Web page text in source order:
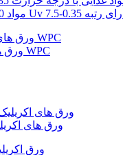
ورق های پلاستیکی سینترا WPC
ورق های